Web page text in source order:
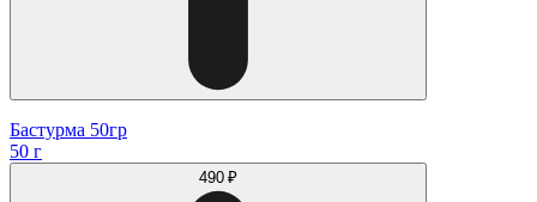
Бастурма 50гр
50 г
490 ₽